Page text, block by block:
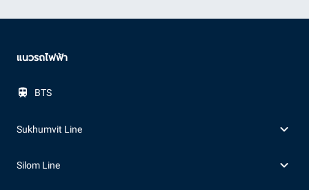
แนวรถไฟฟ้า
BTS
Sukhumvit Line
Silom Line